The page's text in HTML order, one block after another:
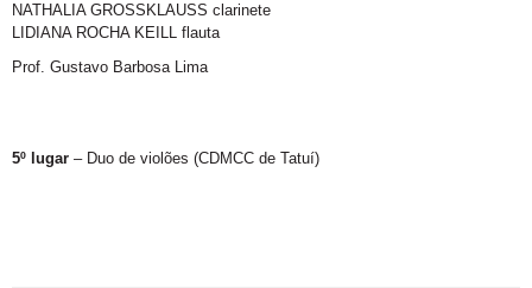
NATHALIA GROSSKLAUSS clarinete
LIDIANA ROCHA KEILL flauta
Prof. Gustavo Barbosa Lima
5º lugar – Duo de violões (CDMCC de Tatuí)